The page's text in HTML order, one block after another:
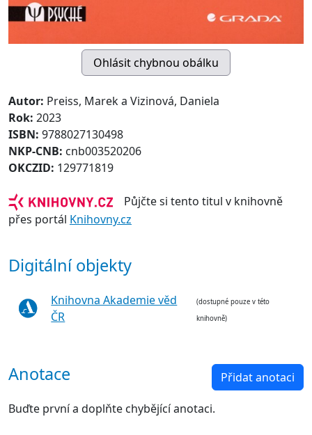
Autor: Preiss, Marek a Vizinová, Daniela
Rok: 2023
ISBN: 9788027130498
NKP-CNB: cnb003520206
OKCZID: 129771819
Půjčte si tento titul v knihovně
přes portál Knihovny.cz
Digitální objekty
Knihovna Akademie věd
ČR
(dostupné pouze v této
knihovně)
Anotace Přidat anotaci
Buďte první a doplňte chybějící anotaci.